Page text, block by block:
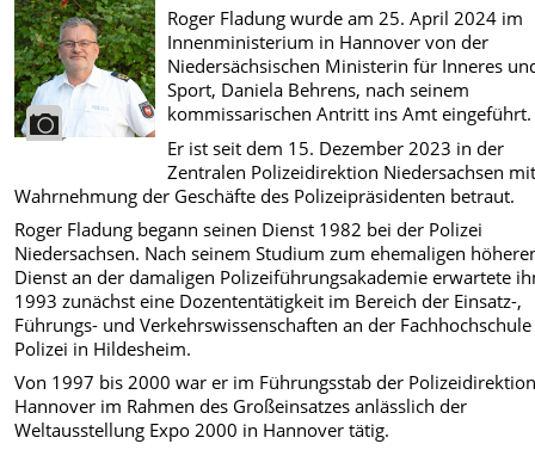
Roger Fladung wurde am 25. April 2024 im
Innenministerium in Hannover von der
Niedersächsischen Ministerin für Inneres
Sport, Daniela Behrens, nach seinem
kommissarischen Antritt ins Amt eingeführt.
Er ist seit dem 15. Dezember 2023 in der
Zentralen Polizeidirektion Niedersachsen
Wahrnehmung der Geschäfte des Polizeipräsidenten betraut.
Roger Fladung begann seinen Dienst 1982 bei der Polizei
Niedersachsen. Nach seinem Studium zum ehemaligen
Dienst an der damaligen Polizeiführungsakademie erwartete
1993 zunächst eine Dozententätigkeit im Bereich der Einsatz-,
Führungs- und Verkehrswissenschaften an der
Polizei in Hildesheim.
Von 1997 bis 2000 war er im Führungsstab der
Hannover im Rahmen des Großeinsatzes anlässlich der
Weltausstellung Expo 2000 in Hannover tätig.